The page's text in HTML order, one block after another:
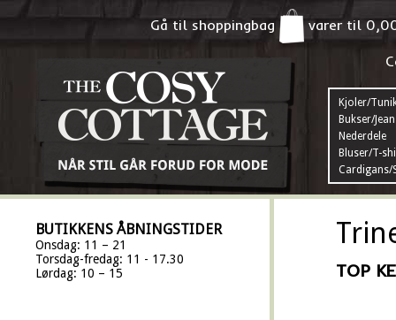
Gå til shoppingbag varer til
Kjoler/
Bukser/
Nederdele
Bluser/T-
Cardigans/
BUTIKKENS ÅBNINGSTIDER
Onsdag: 11 – 21
Torsdag-fredag: 11 - 17.30
Lørdag: 10 – 15
TOP